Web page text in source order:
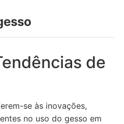
de
se às inovações,
no uso do gesso em